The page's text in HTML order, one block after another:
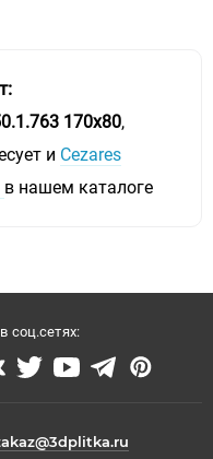
170х80,
и Cezares
в нашем каталоге
соц.сетях: